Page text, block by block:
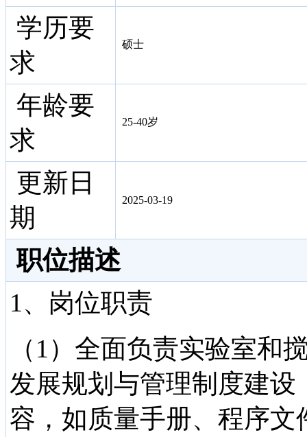
学历要
求
硕士
年龄要
求
25-40岁
更新日
期
2025-03-19
职位描述
1、岗位职责
（1）全面负责实验室和
发展规划与管理制度建
容，如质量手册、程序